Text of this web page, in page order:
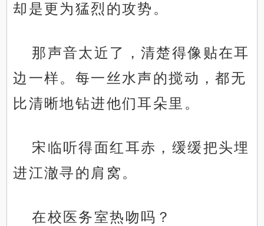
却是更为猛烈的攻势。
那声音太近了，清楚得像贴在耳
边一样。每一丝水声的搅动，都无
比清晰地钻进他们耳朵里。
宋临听得面红耳赤，缓缓把头埋
进江澈寻的肩窝。
在校医务室热吻吗？